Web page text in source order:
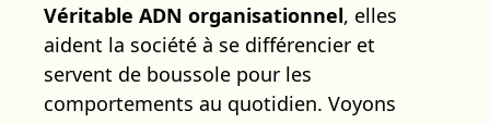
Véritable ADN organisationnel, elles
aident la société à se différencier et
servent de boussole pour les
comportements au quotidien. Voyons